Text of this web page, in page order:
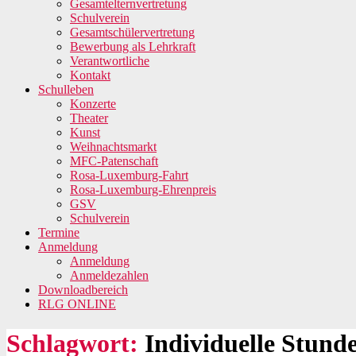
Gesamtelternvertretung
Schulverein
Gesamtschülervertretung
Bewerbung als Lehrkraft
Verantwortliche
Kontakt
Schulleben
Konzerte
Theater
Kunst
Weihnachtsmarkt
MFC-Patenschaft
Rosa-Luxemburg-Fahrt
Rosa-Luxemburg-Ehrenpreis
GSV
Schulverein
Termine
Anmeldung
Anmeldung
Anmeldezahlen
Downloadbereich
RLG ONLINE
Schlagwort: Individuelle